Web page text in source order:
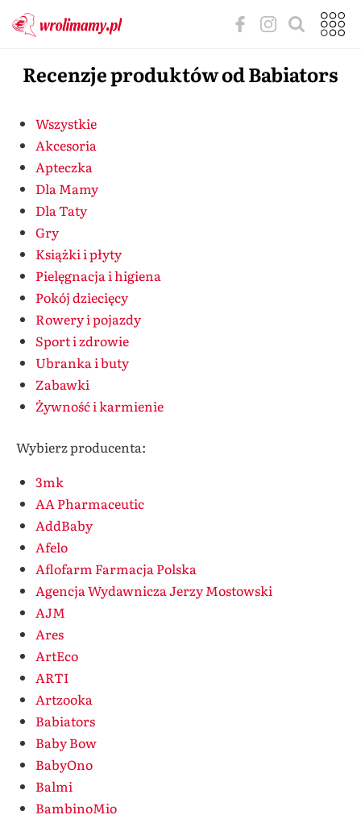
Recenzje produktów od Babiators
Wszystkie
Akcesoria
Apteczka
Dla Mamy
Dla Taty
Gry
Książki i płyty
Pielęgnacja i higiena
Pokój dziecięcy
Rowery i pojazdy
Sport i zdrowie
Ubranka i buty
Zabawki
Żywność i karmienie
Wybierz producenta:
3mk
AA Pharmaceutic
AddBaby
Afelo
Aflofarm Farmacja Polska
Agencja Wydawnicza Jerzy Mostowski
AJM
Ares
ArtEco
ARTI
Artzooka
Babiators
Baby Bow
BabyOno
Balmi
BambinoMio